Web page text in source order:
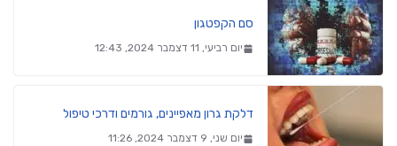
סם הקפטגון
יום רביעי, 11 דצמבר 2024, 12:43
דלקת גרון מאפיינים, גורמים ודרכי טיפול
יום שני, 9 דצמבר 2024, 11:26